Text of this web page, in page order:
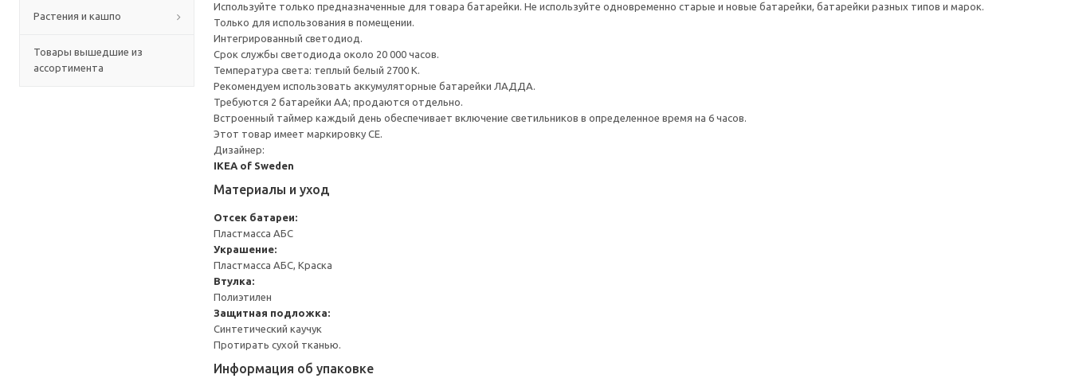
Растения и кашпо
Товары вышедшие из
ассортимента
Используйте только предназначенные для товара батарейки. Не используйте одновременно старые и новые батарейки, батарейки разных типов и марок.
Только для использования в помещении.
Интегрированный светодиод.
Срок службы светодиода около 20 000 часов.
Температура света: теплый белый 2700 К.
Рекомендуем использовать аккумуляторные батарейки ЛАДДА.
Требуются 2 батарейки АА; продаются отдельно.
Встроенный таймер каждый день обеспечивает включение светильников в определенное время на 6 часов.
Этот товар имеет маркировку CE.
Дизайнер:
IKEA of Sweden
Материалы и уход
Отсек батареи:
Пластмасса АБС
Украшение:
Пластмасса АБС, Краска
Втулка:
Полиэтилен
Защитная подложка:
Синтетический каучук
Протирать сухой тканью.
Информация об упаковке